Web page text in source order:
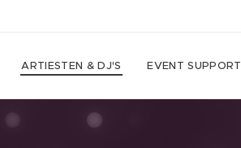
ARTIESTEN & DJ'S EVENT SUPPORT